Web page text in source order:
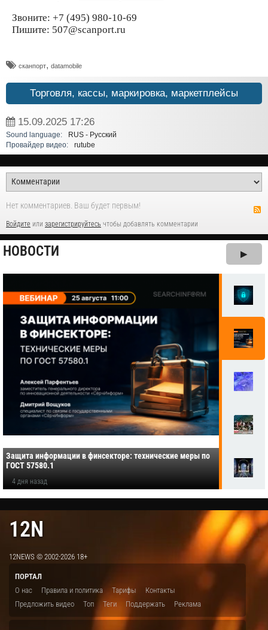
Звоните: +7 (495) 980-10-69
Пишите: 507@scanport.ru
сканпорт, datamobile
Торговля, кассы, маркировка, маркетплейсы
15.09.2025 17:26
Sound language:
RUS - Русский
Провайдер видео:
rutube
Нет комментариев. Ваш будет первым!
Войдите или зарегистрируйтесь чтобы добавлять комментарии
НОВОСТИ ▶
Защита информации в финсекторе: технические меры по
ГОСТ 57580.1
4 дня назад
12N
12NEWS © 2002-2026 18+
ПОРТАЛ
О нас
Правила и политика Тарифы
Контакты
Предложить видео
Топ Теги Поддержать Реклама